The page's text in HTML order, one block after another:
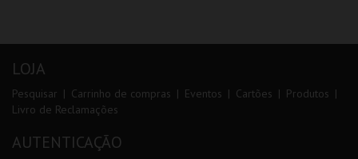
LOJA
Pesquisar Carrinho de compras Eventos Cartões
Produtos
Livro de Reclamações
AUTENTICAÇÃO